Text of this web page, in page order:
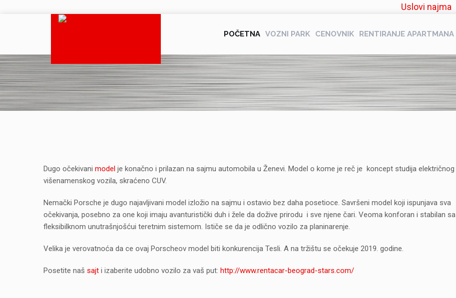
Uslovi najma
POČETNA VOZNI PARK CENOVNIK RENTIRANJE APARTMANA
Dugo očekivani model je konačno i prilazan na sajmu automobila u Ženevi. Model o kome je reč je koncept studija električnog
višenamenskog vozila, skraćeno CUV.
Nemački Porsche je dugo najavljivani model izložio na sajmu i ostavio bez daha posetioce. Savršeni model koji ispunjava sva
očekivanja, posebno za one koji imaju avanturistički duh i žele da dožive prirodu i sve njene čari. Veoma konforan i stabilan sa
fleksibilknom unutrašnjošćui teretnim sistemom. Ističe se da je odlično vozilo za planinarenje.
Velika je verovatnoća da ce ovaj Porscheov model biti konkurencija Tesli. A na tržištu se očekuje 2019. godine.
Posetite naš sajt i izaberite udobno vozilo za vaš put: http://www.rentacar-beograd-stars.com/